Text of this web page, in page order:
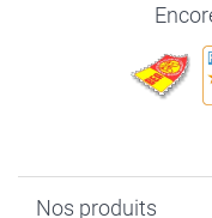
Nos produits